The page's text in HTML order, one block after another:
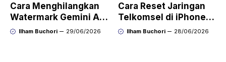
Cara Menghilangkan
Watermark Gemini AI
dengan Mudah Hasil
Ilham Buchori 29/06/2026
Cara Reset Jaringan
Telkomsel di iPhone
agar Koneksi Stabil
Ilham Buchori 28/06/2026